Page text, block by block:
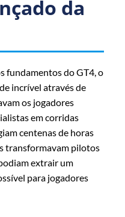
da
fundamentos do GT4, o
incrível através de
os jogadores
em corridas
centenas de horas
transformavam pilotos
extrair um
para jogadores